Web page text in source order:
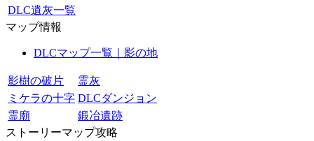
DLC遺灰一覧
マップ情報
DLCマップ一覧｜影の地
影樹の破片
霊灰
ミケラの十字 DLCダンジョン
霊廟
鍛冶遺跡
ストーリーマップ攻略